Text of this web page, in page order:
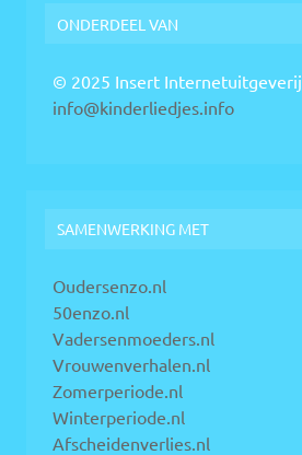
ONDERDEEL VAN
© 2025 Insert Internetuitgeverij
info@kinderliedjes.info
SAMENWERKING MET
Oudersenzo.nl
50enzo.nl
Vadersenmoeders.nl
Vrouwenverhalen.nl
Zomerperiode.nl
Winterperiode.nl
Afscheidenverlies.nl